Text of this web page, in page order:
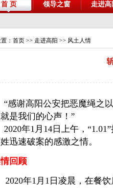
首 页 领导之窗 走进高
： 首页 >> 走进高阳 >> 风土人情
谢高阳公安把恶魔绳之以
是我们的心声！ ”
年1月14日上午， “
迅速破案的感激之情。
回顾
2020年1月1日凌晨，在餐